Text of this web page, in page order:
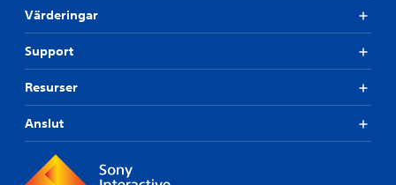
Värderingar
Support
Resurser
Anslut